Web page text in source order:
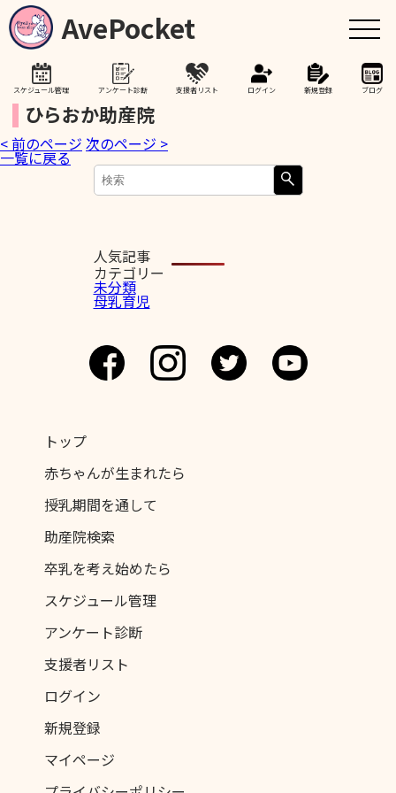
AvePocket
スケジュール管理 アンケート診断 支援者リスト ログイン 新規登録 ブログ
トップ
赤ちゃんが生まれたら
授乳期間を通して
助産院検索
卒乳を考え始めたら
ひらおか助産院
< 前のページ 次のページ >
一覧に戻る
人気記事
カテゴリー
未分類
母乳育児
トップ
赤ちゃんが生まれたら
授乳期間を通して
助産院検索
卒乳を考え始めたら
スケジュール管理
アンケート診断
支援者リスト
ログイン
新規登録
マイページ